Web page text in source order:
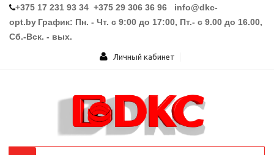
+375 17 231 93 34 +375 29 306 36 96 info@dkc-
opt.by График: Пн. - Чт. с 9:00 до 17:00, Пт.- с 9.00 до 16.00,
Сб.-Вск. - вых.
Личный кабинет